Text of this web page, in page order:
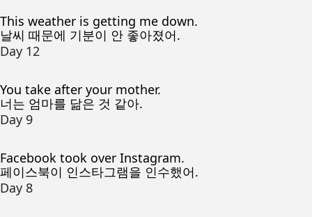
This weather is getting me down.
날씨 때문에 기분이 안 좋아졌어.
Day 12
You take after your mother.
너는 엄마를 닮은 것 같아.
Day 9
Facebook took over Instagram.
페이스북이 인스타그램을 인수했어.
Day 8